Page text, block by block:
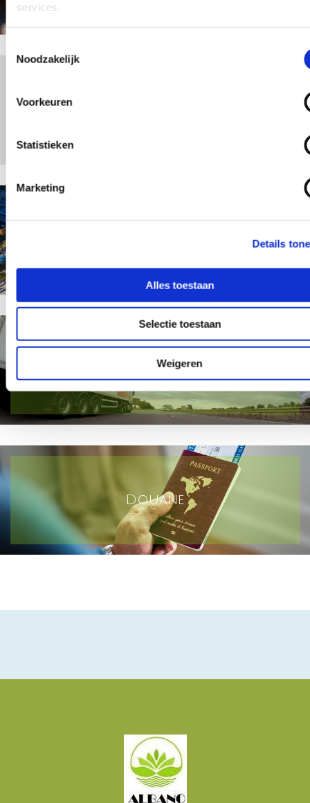
services.
Noodzakelijk
Voorkeuren
Statistieken
Marketing
Details
Alles toestaan
Selectie toestaan
Weigeren
Transport
Douane